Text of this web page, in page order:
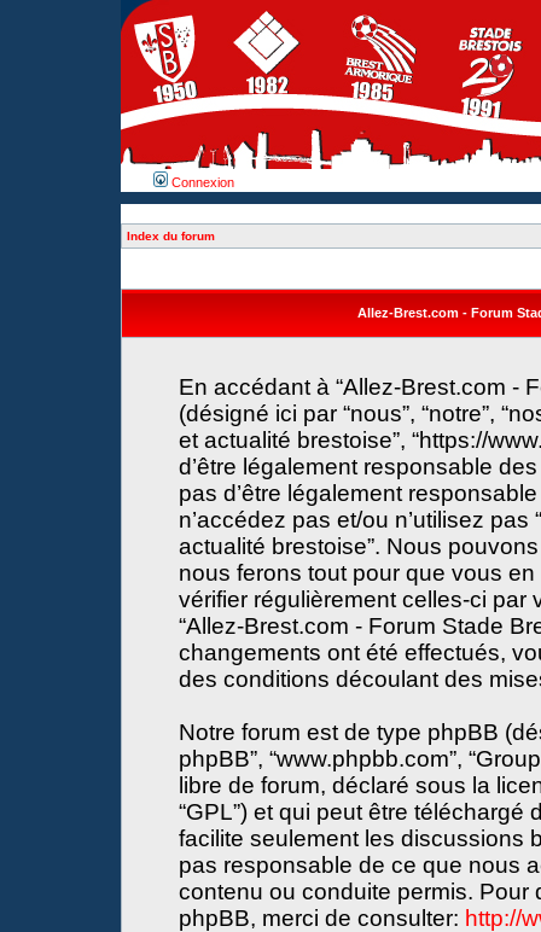
Connexion
Index du forum
Allez-Brest.com - Forum
En accédant à “Allez-Brest.com -
(désigné ici par “nous”, “notre”,
et actualité brestoise”, “https://
d’être légalement responsable
pas d’être légalement
n’accédez pas et/ou n’utilisez
actualité brestoise”. Nous
nous ferons tout pour que vous
vérifier régulièrement celles-ci par
“Allez-Brest.com - Forum Stade
changements ont été effectués,
des conditions découlant des
Notre forum est de type phpBB
phpBB”, “www.phpbb.com”,
libre de forum, déclaré sous la
“GPL”) et qui peut être téléchargé
facilite seulement les discussions
pas responsable de ce que nous
contenu ou conduite permis. Pour
phpBB, merci de consulter: http://